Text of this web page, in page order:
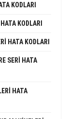
KODLARI
KODLARI
HATA KODLARI
SERI HATA
HATA